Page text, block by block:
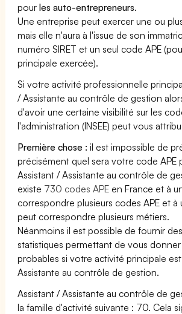
pourles auto-entrepreneurs.
Une entreprise peut exercer une ou
mais elle n'aura à l'issue de son
numéro SIRET et un seul code APE
principale exercée).
Si votre activité professionnelle
/ Assistante au contrôle de gestion
d'avoir une certaine visibilité sur les
l'administration (INSEE) peut vous
Première chose : il est impossible de
précisément quel sera votre code APE
Assistant / Assistante au contrôle de
existe 730 codes APE en France et à
correspondre plusieurs codes APE et à
peut correspondre plusieurs métiers.
Néanmoins il est possible de fournir
statistiques permettant de vous donner
probables si votre activité principale
Assistante au contrôle de gestion.
Assistant / Assistante au contrôle de
la famille d'activité suivante : 70. Cela